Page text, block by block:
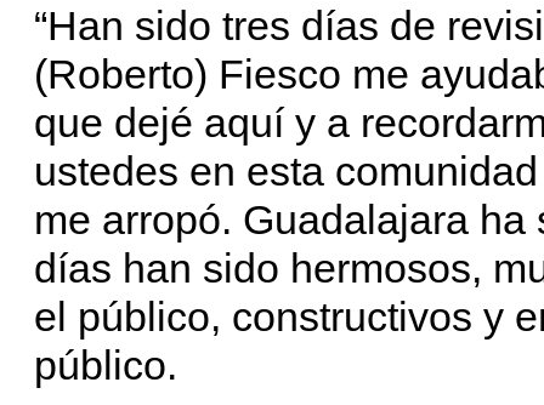
“Han sido tres días de
(Roberto) Fiesco me
que dejé aquí y a
ustedes en esta
me arropó. Guadalajara
días han sido hermosos,
el público, constructivos y
público.